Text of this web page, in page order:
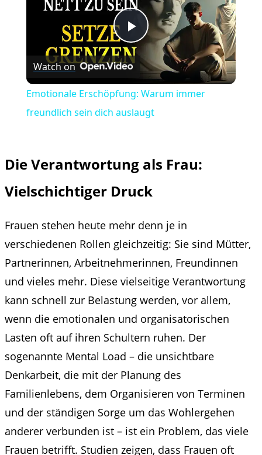
Play
Video
Watch on
Emotionale Erschöpfung: Warum immer
freundlich sein dich auslaugt
Die Verantwortung als Frau:
Vielschichtiger Druck
Frauen stehen heute mehr denn je in
verschiedenen Rollen gleichzeitig: Sie sind Mütter,
Partnerinnen, Arbeitnehmerinnen, Freundinnen
und vieles mehr. Diese vielseitige Verantwortung
kann schnell zur Belastung werden, vor allem,
wenn die emotionalen und organisatorischen
Lasten oft auf ihren Schultern ruhen. Der
sogenannte Mental Load – die unsichtbare
Denkarbeit, die mit der Planung des
Familienlebens, dem Organisieren von Terminen
und der ständigen Sorge um das Wohlergehen
anderer verbunden ist – ist ein Problem, das viele
Frauen betrifft. Studien zeigen, dass Frauen oft